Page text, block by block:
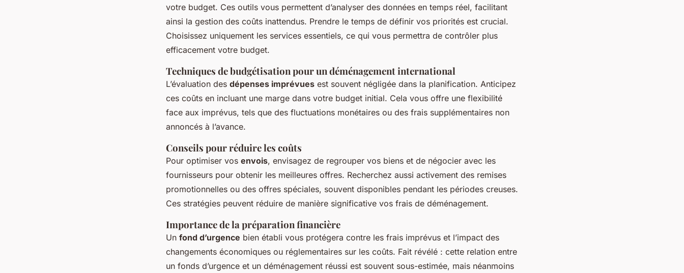
votre budget. Ces outils vous permettent d’analyser des données en temps réel, facilitant
ainsi la gestion des coûts inattendus. Prendre le temps de définir vos priorités est crucial.
Choisissez uniquement les services essentiels, ce qui vous permettra de contrôler plus
efficacement votre budget.
Techniques de budgétisation pour un déménagement international
L’évaluation des dépenses imprévues est souvent négligée dans la planification. Anticipez
ces coûts en incluant une marge dans votre budget initial. Cela vous offre une flexibilité
face aux imprévus, tels que des fluctuations monétaires ou des frais supplémentaires non
annoncés à l’avance.
Conseils pour réduire les coûts
Pour optimiser vos envois, envisagez de regrouper vos biens et de négocier avec les
fournisseurs pour obtenir les meilleures offres. Recherchez aussi activement des remises
promotionnelles ou des offres spéciales, souvent disponibles pendant les périodes creuses.
Ces stratégies peuvent réduire de manière significative vos frais de déménagement.
Importance de la préparation financière
Un fond d’urgence bien établi vous protégera contre les frais imprévus et l’impact des
changements économiques ou réglementaires sur les coûts. Fait révélé : cette relation entre
un fonds d’urgence et un déménagement réussi est souvent sous-estimée, mais néanmoins